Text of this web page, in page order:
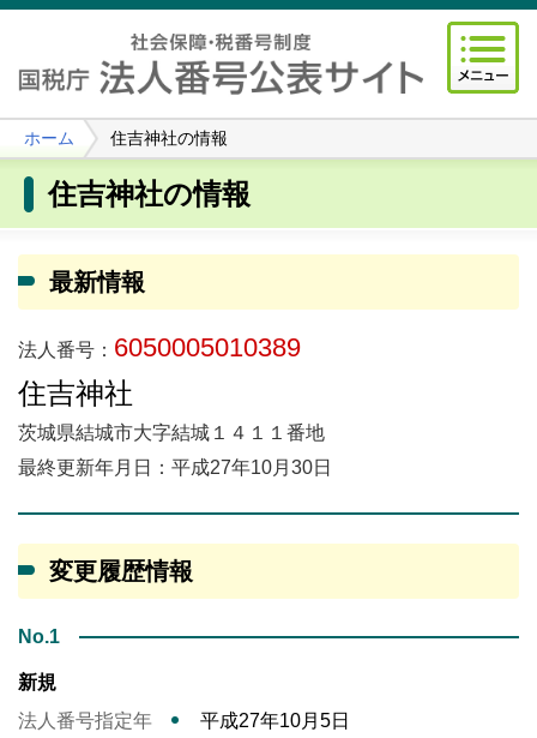
ホーム 住吉神社の情報
住吉神社の情報
最新情報
法人番号： 6050005010389
住吉神社
茨城県結城市大字結城１４１１番地
最終更新年月日：平成27年10月30日
変更履歴情報
No.1
新規
法人番号指定年
平成27年10月5日